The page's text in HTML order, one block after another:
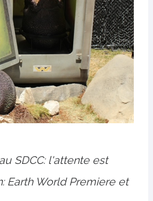
SDCC: l'attente est
Earth World Premiere et